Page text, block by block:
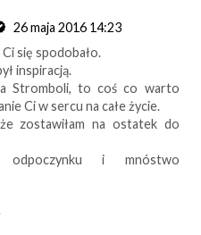
26 maja 2016 14:23
Ci się spodobało.
inspiracją.
Stromboli, to coś co warto
Ci w sercu na całe życie.
zostawiłam na ostatek do
odpoczynku i mnóstwo